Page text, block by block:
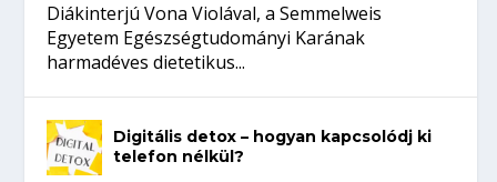
Diákinterjú Vona Violával, a Semmelweis
Egyetem Egészségtudományi Karának
harmadéves dietetikus...
Digitális detox – hogyan kapcsolódj ki
telefon nélkül?